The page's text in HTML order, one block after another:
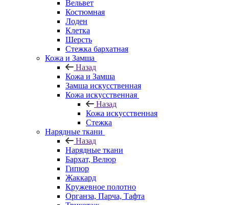
Вельвет
Костюмная
Лоден
Клетка
Шерсть
Стежка бархатная
Кожа и Замша
Назад
Кожа и Замша
Замша искусственная
Кожа искусственная
Назад
Кожа искусственная
Стежка
Нарядные ткани
Назад
Нарядные ткани
Бархат, Велюр
Гипюр
Жаккард
Кружевное полотно
Органза, Парча, Тафта